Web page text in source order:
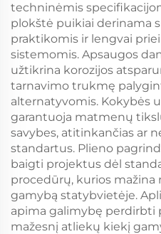
techninėmis
plokštė puikiai derinama
praktikomis ir lengvai
sistemomis. Apsaugos
užtikrina korozijos
tarnavimo trukmę
alternatyvomis. Kokybės
garantuoja matmenų
savybes, atitinkančias ar
standartus. Plieno
baigti projektus dėl
procedūrų, kurios mažina
gamybą statybvietėje.
apima galimybę perdirbti
mažesnį atliekų kiekį